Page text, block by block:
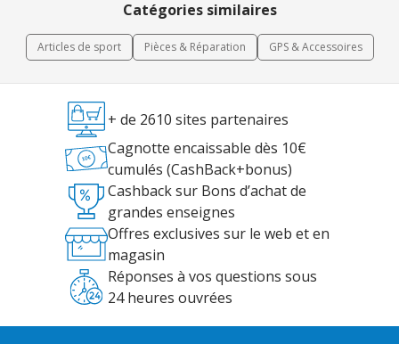
Catégories similaires
Articles de sport Pièces & Réparation GPS & Accessoires
+ de 2610 sites partenaires
Cagnotte encaissable dès 10€
cumulés (CashBack+bonus)
Cashback sur Bons d’achat de
grandes enseignes
Offres exclusives sur le web et en
magasin
Réponses à vos questions sous
24 heures ouvrées